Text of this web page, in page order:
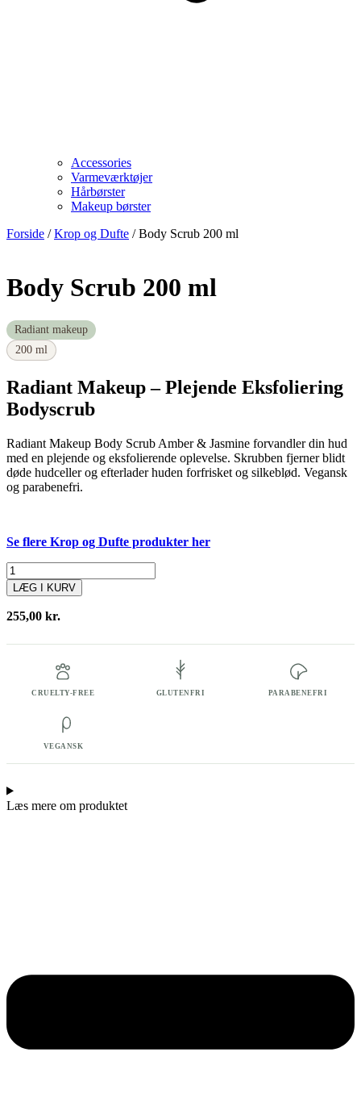
Accessories
Varmeværktøjer
Hårbørster
Makeup børster
Forside /Krop og Dufte / Body Scrub 200 ml
Body Scrub 200 ml
Radiant makeup
200 ml
Radiant Makeup – Plejende Eksfoliering
Bodyscrub
Radiant Makeup Body Scrub Amber & Jasmine forvandler din hud
med en plejende og eksfolierende oplevelse. Skrubben fjerner blidt
døde hudceller og efterlader huden forfrisket og silkeblød. Vegansk
og parabenefri.
Se flere Krop og Dufte produkter her
Body
Scrub
200
ml
antal
LÆG I KURV
255,00 kr.
CRUELTY-FREE GLUTENFRI PARABENEFRI
VEGANSK
Læs mere om produktet